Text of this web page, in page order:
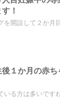
！
を開設して２か
１か月の赤
いる方は多いで